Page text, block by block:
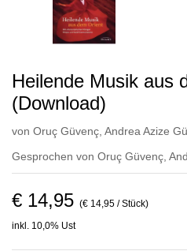
Heilende Musik aus
(Download)
von Oruç Güvenç Andrea Azize
Gesprochen von Oruç Güvenç
€ 14,95 (€ 14,95 / Stück)
inkl. 10,0% Ust